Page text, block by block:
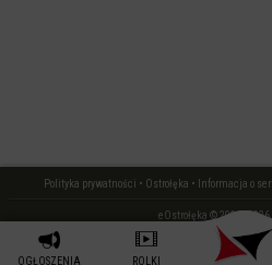
Polityka prywatności • Ostrołęka • Informacja o
eOstrołęka © 2006 - 2026
OGŁOSZENIA ROLKI